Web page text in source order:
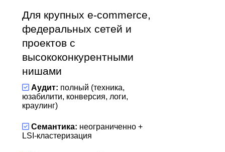
Для крупных e-commerce,
федеральных сетей и
проектов с
высококонкурентными
нишами
Аудит: полный (техника,
юзабилити, конверсия, логи,
краулинг)
Семантика: неограниченно +
LSI-кластеризация